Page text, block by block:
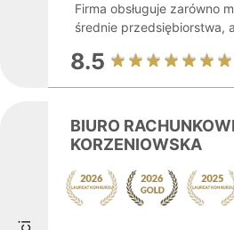
Firma obsługuje zarówno
średnie przedsiębiorstwa,
8.5
BIURO
KORZENIOWSKA